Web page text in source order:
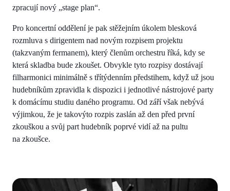
zpracují nový „stage plan“.
Pro koncertní oddělení je pak stěžejním úkolem blesková
rozmluva s dirigentem nad novým rozpisem projektu
(takzvaným fermanem), který členům orchestru říká, kdy se
která skladba bude zkoušet. Obvykle tyto rozpisy dostávají
filharmonici minimálně s třítýdenním předstihem, když už jsou
hudebníkům zpravidla k dispozici i jednotlivé nástrojové party
k domácímu studiu daného programu. Od září však nebývá
výjimkou, že je takovýto rozpis zaslán až den před první
zkouškou a svůj part hudebník poprvé vidí až na pultu
na zkoušce.